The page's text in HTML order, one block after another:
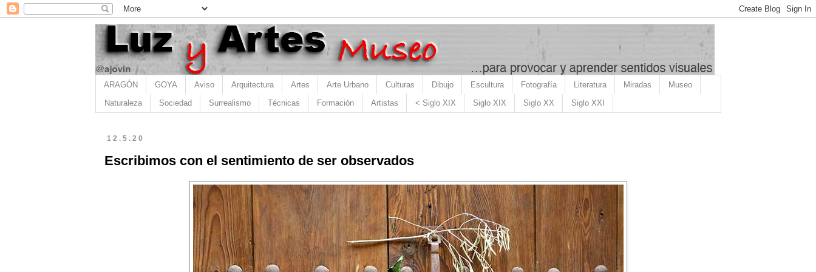
ARAGÓN GOYA Aviso Arquitectura Artes Arte Urbano Culturas Dibujo Escultura Fotografía Literatura Miradas Museo
Naturaleza Sociedad Surrealismo Técnicas Formación Artistas < Siglo XIX Siglo XIX Siglo XX Siglo XXI
12.5.20
Escribimos con el sentimiento de ser observados